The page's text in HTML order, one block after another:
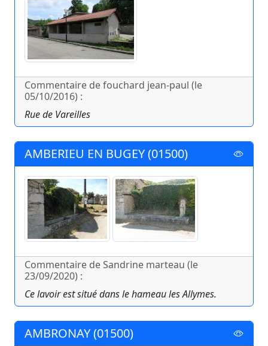
Commentaire de fouchard jean-paul (le
05/10/2016) :
Rue de Vareilles
AMBERIEU EN BUGEY (01500)
Commentaire de Sandrine marteau (le
23/09/2020) :
Ce lavoir est situé dans le hameau les Allymes.
AMBRONAY (01500)